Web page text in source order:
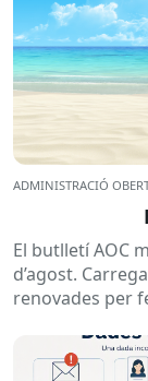
ADMINISTRACIÓ
El butlletí AOC
d’agost.
renovades per